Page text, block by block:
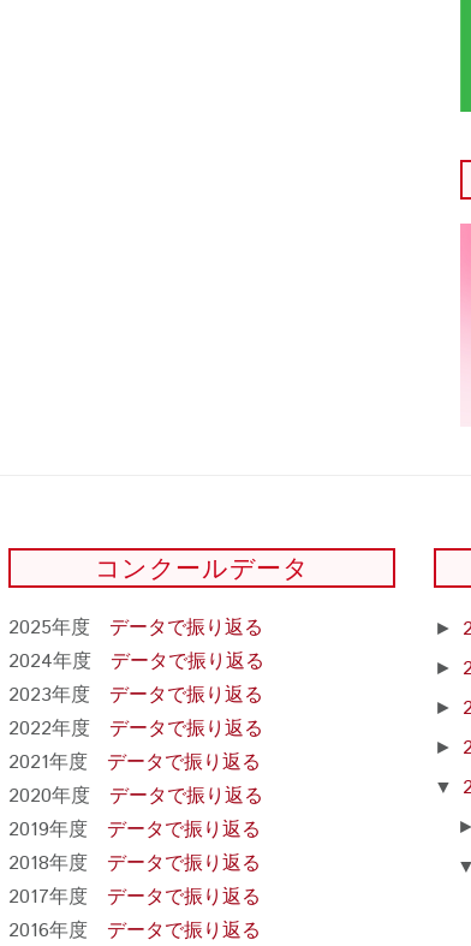
コンクールデータ
2025年度 データで振り返る
2024年度 データで振り返る
2023年度 データで振り返る
2022年度 データで振り返る
2021年度 データで振り返る
2020年度 データで振り返る
2019年度 データで振り返る
2018年度 データで振り返る
2017年度 データで振り返る
2016年度 データで振り返る
►
►
►
►
▼